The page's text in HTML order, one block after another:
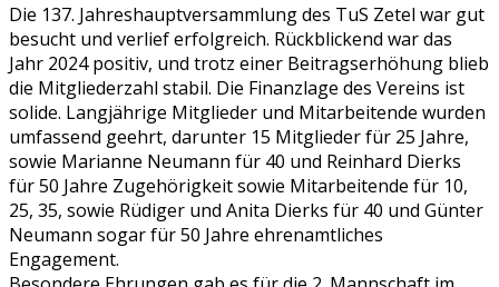
Die 137. Jahreshauptversammlung des TuS Zetel war gut
besucht und verlief erfolgreich. Rückblickend war das
Jahr 2024 positiv, und trotz einer Beitragserhöhung blieb
die Mitgliederzahl stabil. Die Finanzlage des Vereins ist
solide. Langjährige Mitglieder und Mitarbeitende wurden
umfassend geehrt, darunter 15 Mitglieder für 25 Jahre,
sowie Marianne Neumann für 40 und Reinhard Dierks
für 50 Jahre Zugehörigkeit sowie Mitarbeitende für 10,
25, 35, sowie Rüdiger und Anita Dierks für 40 und Günter
Neumann sogar für 50 Jahre ehrenamtliches
Engagement.